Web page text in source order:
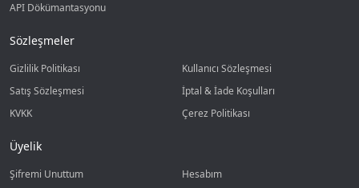
API Dökümantasyonu
Sözleşmeler
Gizlilik Politikası
Kullanıcı Sözleşmesi
Satış Sözleşmesi
İptal & İade Koşulları
KVKK
Çerez Politikası
Üyelik
Şifremi Unuttum
Hesabım